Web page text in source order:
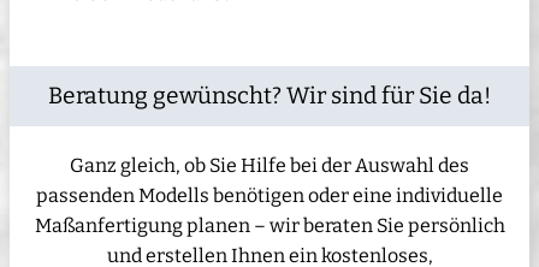
Beratung gewünscht? Wir sind für Sie da!
Ganz gleich, ob Sie Hilfe bei der Auswahl des
passenden Modells benötigen oder eine individuelle
Maßanfertigung planen – wir beraten Sie persönlich
und erstellen Ihnen ein kostenloses,